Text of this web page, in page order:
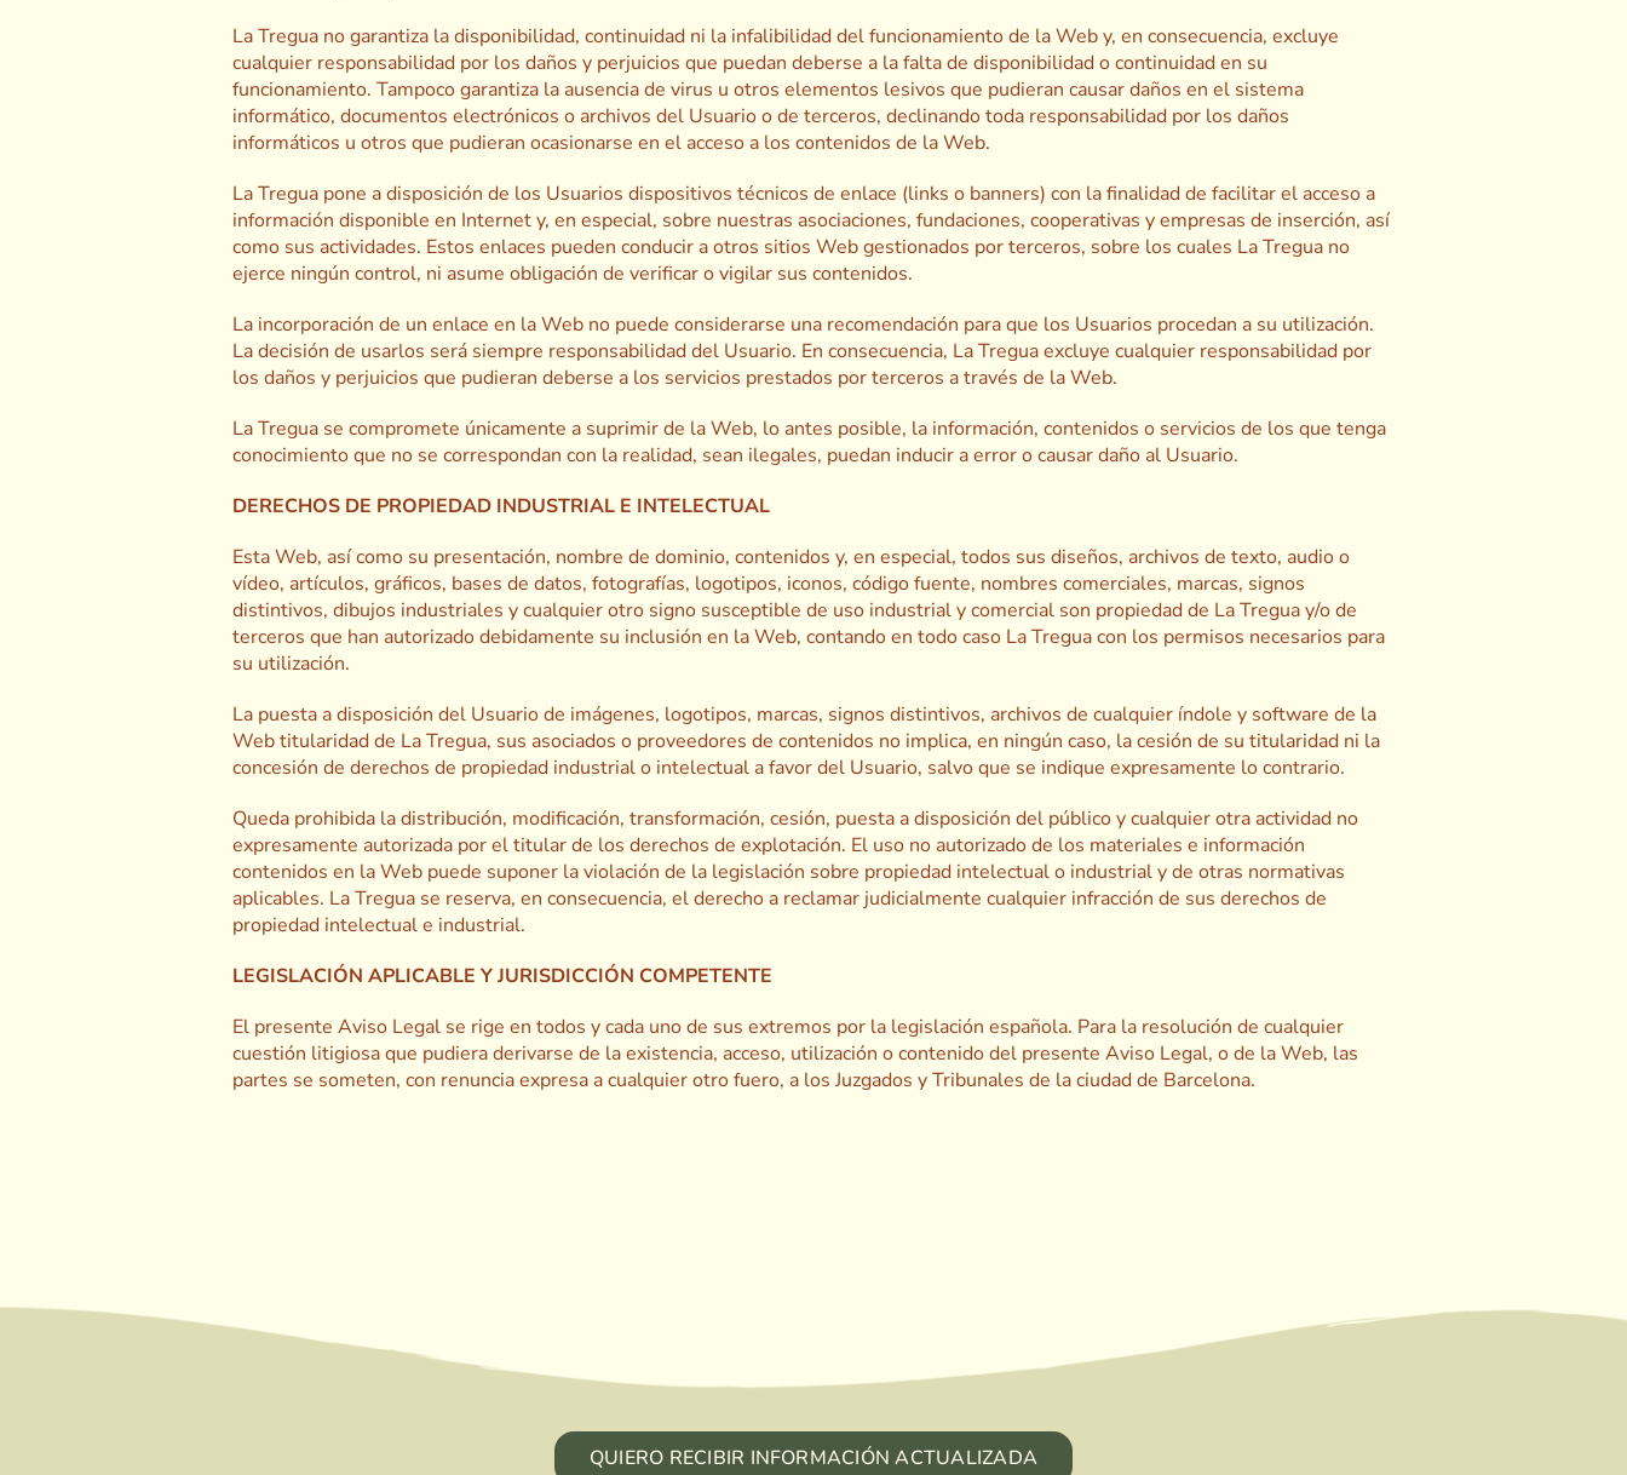
La Tregua no garantiza la disponibilidad, continuidad ni la infalibilidad del funcionamiento de la Web y, en consecuencia, excluye
cualquier responsabilidad por los daños y perjuicios que puedan deberse a la falta de disponibilidad o continuidad en su
funcionamiento. Tampoco garantiza la ausencia de virus u otros elementos lesivos que pudieran causar daños en el sistema
informático, documentos electrónicos o archivos del Usuario o de terceros, declinando toda responsabilidad por los daños
informáticos u otros que pudieran ocasionarse en el acceso a los contenidos de la Web.
La Tregua pone a disposición de los Usuarios dispositivos técnicos de enlace (links o banners) con la finalidad de facilitar el acceso a
información disponible en Internet y, en especial, sobre nuestras asociaciones, fundaciones, cooperativas y empresas de inserción, así
como sus actividades. Estos enlaces pueden conducir a otros sitios Web gestionados por terceros, sobre los cuales La Tregua no
ejerce ningún control, ni asume obligación de verificar o vigilar sus contenidos.
La incorporación de un enlace en la Web no puede considerarse una recomendación para que los Usuarios procedan a su utilización.
La decisión de usarlos será siempre responsabilidad del Usuario. En consecuencia, La Tregua excluye cualquier responsabilidad por
los daños y perjuicios que pudieran deberse a los servicios prestados por terceros a través de la Web.
La Tregua se compromete únicamente a suprimir de la Web, lo antes posible, la información, contenidos o servicios de los que tenga
conocimiento que no se correspondan con la realidad, sean ilegales, puedan inducir a error o causar daño al Usuario.
DERECHOS DE PROPIEDAD INDUSTRIAL E INTELECTUAL
Esta Web, así como su presentación, nombre de dominio, contenidos y, en especial, todos sus diseños, archivos de texto, audio o
vídeo, artículos, gráficos, bases de datos, fotografías, logotipos, iconos, código fuente, nombres comerciales, marcas, signos
distintivos, dibujos industriales y cualquier otro signo susceptible de uso industrial y comercial son propiedad de La Tregua y/o de
terceros que han autorizado debidamente su inclusión en la Web, contando en todo caso La Tregua con los permisos necesarios para
su utilización.
La puesta a disposición del Usuario de imágenes, logotipos, marcas, signos distintivos, archivos de cualquier índole y software de la
Web titularidad de La Tregua, sus asociados o proveedores de contenidos no implica, en ningún caso, la cesión de su titularidad ni la
concesión de derechos de propiedad industrial o intelectual a favor del Usuario, salvo que se indique expresamente lo contrario.
Queda prohibida la distribución, modificación, transformación, cesión, puesta a disposición del público y cualquier otra actividad no
expresamente autorizada por el titular de los derechos de explotación. El uso no autorizado de los materiales e información
contenidos en la Web puede suponer la violación de la legislación sobre propiedad intelectual o industrial y de otras normativas
aplicables. La Tregua se reserva, en consecuencia, el derecho a reclamar judicialmente cualquier infracción de sus derechos de
propiedad intelectual e industrial.
LEGISLACIÓN APLICABLE Y JURISDICCIÓN COMPETENTE
El presente Aviso Legal se rige en todos y cada uno de sus extremos por la legislación española. Para la resolución de cualquier
cuestión litigiosa que pudiera derivarse de la existencia, acceso, utilización o contenido del presente Aviso Legal, o de la Web, las
partes se someten, con renuncia expresa a cualquier otro fuero, a los Juzgados y Tribunales de la ciudad de Barcelona.
QUIERO RECIBIR INFORMACIÓN ACTUALIZADA